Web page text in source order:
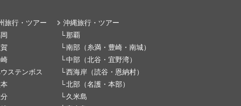
旅行・ツアー
ステンボス
沖縄旅行・ツアー
那覇
南部（糸満・豊崎・南城）
中部（北谷・宜野湾）
西海岸（読谷・恩納村）
北部（名護・本部）
久米島